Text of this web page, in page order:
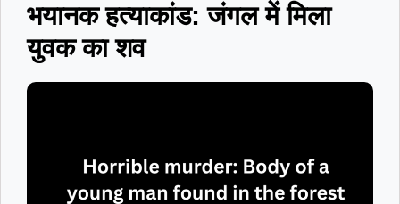
भयानक हत्याकांड: जंगल में मिला
युवक का शव